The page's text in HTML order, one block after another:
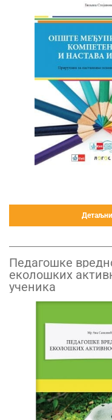
Педагошке
еколошких
ученика